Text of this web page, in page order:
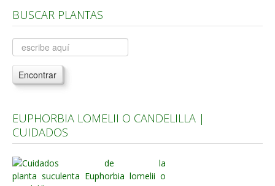
Árboles, Cicas y Palmeras de la G a la Z
Plantas Anuales y Perennes
Plantas Bulbosas y Acuáticas
Plantas de Interior
Plantas Aromáticas y de Huerto
Plantas Carnívoras y Orquídeas
Consejos
BUSCAR PLANTAS
Encontrar
EUPHORBIA LOMELII O CANDELILLA |
CUIDADOS